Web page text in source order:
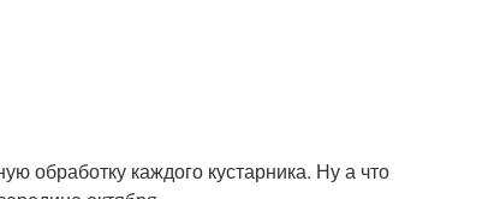
обработку каждого кустарника. Ну а что